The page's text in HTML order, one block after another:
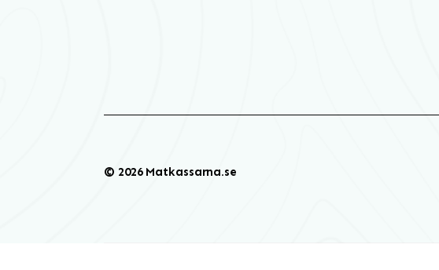
© 2026 Matkassarna.se